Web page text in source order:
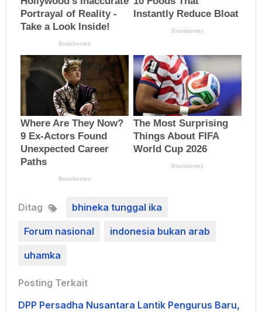
Ditag bhineka tunggal ika
Forum nasional indonesia bukan arab
uhamka
Posting Terkait
DPP Persadha Nusantara Lantik Pengurus Baru,